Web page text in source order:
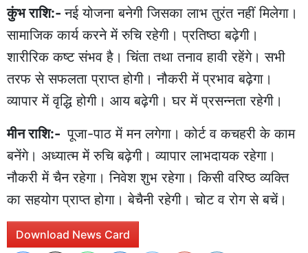
कुंभ राशि:-नई योजना बनेगी जिसका लाभ तुरंत नहीं मिलेगा।
सामाजिक कार्य करने में रुचि रहेगी। प्रतिष्ठा बढ़ेगी।
शारीरिक कष्ट संभव है। चिंता तथा तनाव हावी रहेंगे। सभी
तरफ से सफलता प्राप्त होगी। नौकरी में प्रभाव बढ़ेगा।
व्यापार में वृद्धि होगी। आय बढ़ेगी। घर में प्रसन्नता रहेगी।
मीन राशि:-पूजा-पाठ में मन लगेगा। कोर्ट व कचहरी के काम
बनेंगे। अध्यात्म में रुचि बढ़ेगी। व्यापार लाभदायक रहेगा।
नौकरी में चैन रहेगा। निवेश शुभ रहेगा। किसी वरिष्ठ व्यक्ति
का सहयोग प्राप्त होगा। बेचैनी रहेगी। चोट व रोग से बचें।
Download News Card